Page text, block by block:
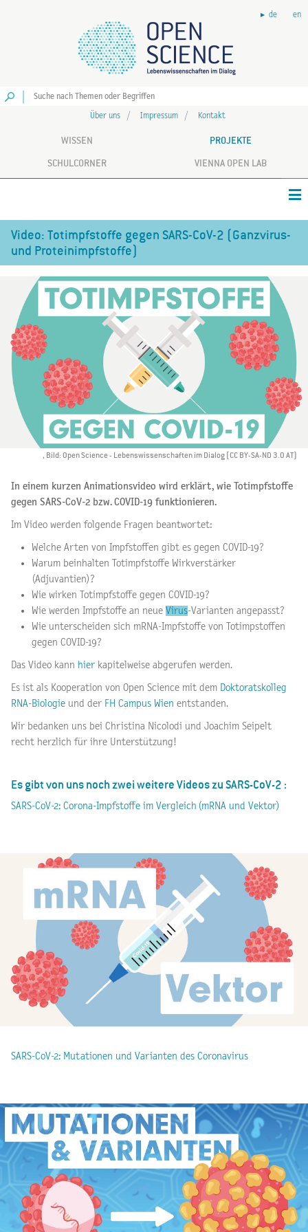
de en
Über uns Impressum Kontakt
WISSEN PROJEKTE
SCHULCORNER VIENNA OPEN LAB
Video: Totimpfstoffe gegen SARS-CoV-2 (Ganzvirus-
und Proteinimpfstoffe)
, Bild: Open Science - Lebenswissenschaften im Dialog (CC BY-SA-ND 3.0 AT)
In einem kurzen Animationsvideo wird erklärt, wie Totimpfstoffe
gegen SARS-CoV-2 bzw. COVID-19 funktionieren.
Im Video werden folgende Fragen beantwortet:
Welche Arten von Impfstoffen gibt es gegen COVID-19?
Warum beinhalten Totimpfstoffe Wirkverstärker
(Adjuvantien)?
Wie wirken Totimpfstoffe gegen COVID-19?
Wie werden Impfstoffe an neue Virus-Varianten angepasst?
Wie unterscheiden sich mRNA-Impfstoffe von Totimpstoffen
gegen COVID-19?
Das Video kann hier kapitelweise abgerufen werden.
Es ist als Kooperation von Open Science mit dem Doktoratskolleg
RNA-Biologie und der FH Campus Wien entstanden.
Wir bedanken uns bei Christina Nicolodi und Joachim Seipelt
recht herzlich für ihre Unterstützung!
Es gibt von uns noch zwei weitere Videos zu SARS-CoV-2 :
SARS-CoV-2: Corona-Impfstoffe im Vergleich (mRNA und Vektor)
SARS-CoV-2: Mutationen und Varianten des Coronavirus